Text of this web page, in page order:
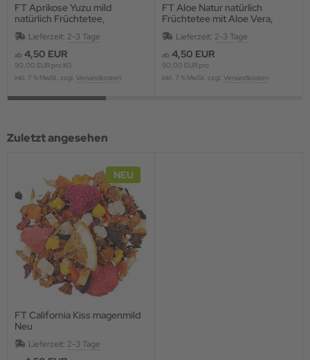
FT Aprikose Yuzu mild
natürlich Früchtetee,
aromatisiert
Lieferzeit: 2-3 Tage
ab 4,50 EUR
90,00 EUR pro KG
inkl. 7 % MwSt. zzgl. Versandkosten
FT Aloe Natur natürlich
Früchtetee mit Aloe Vera,
Lieferzeit: 2-3 Tage
ab 4,50 EUR
90,00 EUR pro
inkl. 7 % MwSt. zzgl. Versandkosten
Zuletzt angesehen
NEU
FT California Kiss magenmild
Neu
Lieferzeit: 2-3 Tage